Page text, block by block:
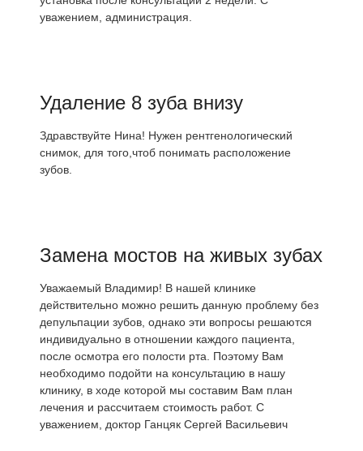
уважением, администрация.
Удаление 8 зуба внизу
Здравствуйте Нина! Нужен рентгенологический
снимок, для того,чтоб понимать расположение
зубов.
Замена мостов на живых зубах
Уважаемый Владимир! В нашей клинике
действительно можно решить данную проблему без
депульпации зубов, однако эти вопросы решаются
индивидуально в отношении каждого пациента,
после осмотра его полости рта. Поэтому Вам
необходимо подойти на консультацию в нашу
клинику, в ходе которой мы составим Вам план
лечения и рассчитаем стоимость работ. С
уважением, доктор Ганцяк Сергей Васильевич